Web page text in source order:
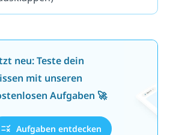
neu: Teste dein
mit unseren
Aufgaben 🚀
Aufgaben entdecken